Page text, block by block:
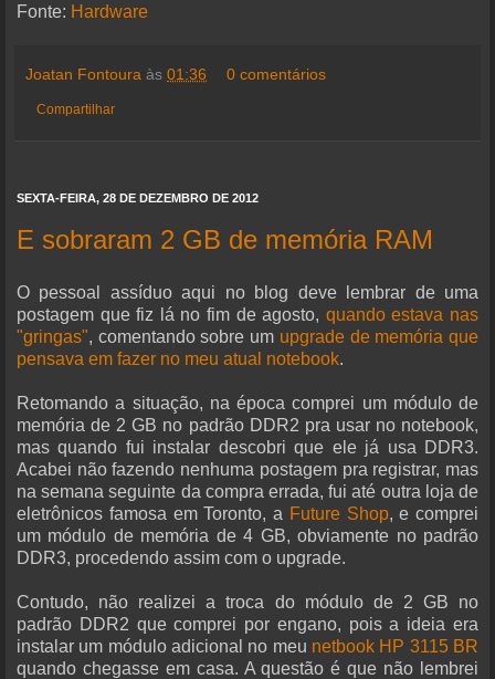
Fonte: Hardware
Joatan Fontoura às 01:36 0 comentários
Compartilhar
SEXTA-FEIRA, 28 DE DEZEMBRO DE 2012
E sobraram 2 GB de memória RAM
O pessoal assíduo aqui no blog deve lembrar de uma
postagem que fiz lá no fim de agosto, quando estava nas
"gringas", comentando sobre um upgrade de memória que
pensava em fazer no meu atual notebook.
Retomando a situação, na época comprei um módulo de
memória de 2 GB no padrão DDR2 pra usar no notebook,
mas quando fui instalar descobri que ele já usa DDR3.
Acabei não fazendo nenhuma postagem pra registrar, mas
na semana seguinte da compra errada, fui até outra loja de
eletrônicos famosa em Toronto, a Future Shop, e comprei
um módulo de memória de 4 GB, obviamente no padrão
DDR3, procedendo assim com o upgrade.
Contudo, não realizei a troca do módulo de 2 GB no
padrão DDR2 que comprei por engano, pois a ideia era
instalar um módulo adicional no meu netbook HP 3115 BR
quando chegasse em casa. A questão é que não lembrei